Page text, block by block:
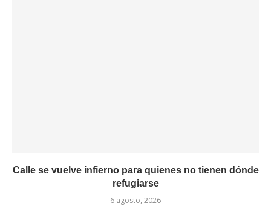
Calle se vuelve infierno para quienes no tienen dónde
refugiarse
6 agosto, 2026